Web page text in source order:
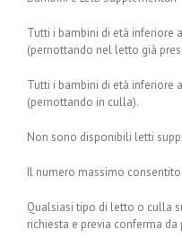
Tutti i bambini di età inferiore
(pernottando nel letto già
Tutti i bambini di età inferiore
(pernottando in culla).
Non sono disponibili letti
Il numero massimo
Qualsiasi tipo di letto o culla
richiesta e previa conferma da